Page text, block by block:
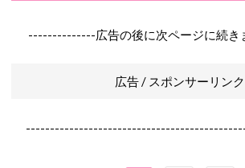
--------------広告の後に次ページに続
広告 / スポンサーリンク